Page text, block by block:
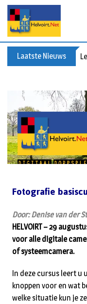
Laatste Nieuws
Fotografie
Door: Denise van der
HELVOIRT – 29
voor alle digitale
of systeemcamera.
In deze cursus leert u
knoppen voor en wat
welke situatie kun je